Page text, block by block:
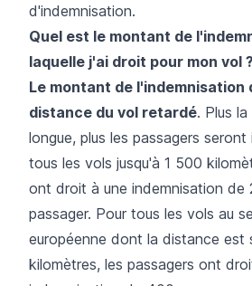
d'indemnisation.
Quel est le montant de
laquelle j'ai droit pour mon vol ?
Le montant de l'indemnisation
distance du vol retardé. Plus
longue, plus les passagers seront
tous les vols jusqu'à 1 500
ont droit à une indemnisation de
passager. Pour tous les vols au
européenne dont la distance est
kilomètres, les passagers ont